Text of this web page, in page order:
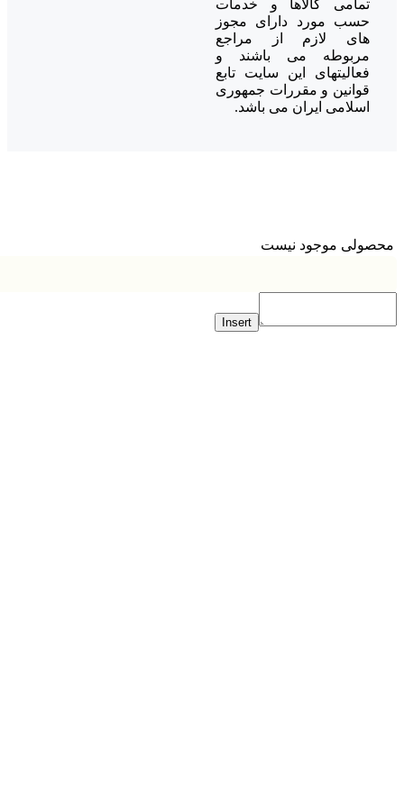
تمامی کالاها و خدمات
حسب مورد دارای مجوز
های لازم از مراجع
مربوطه می باشند و
فعالیتهای این سایت تابع
قوانین و مقررات جمهوری
اسلامی ایران می باشد.
موجود نیست
Insert